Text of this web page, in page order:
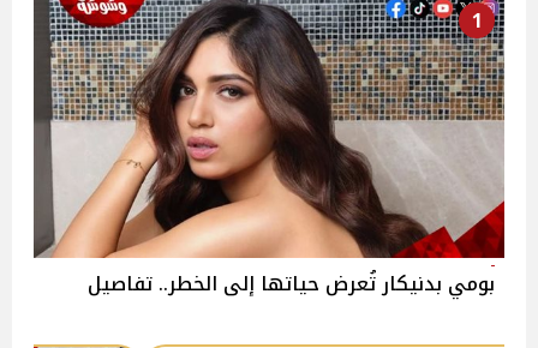
1
بومي بدنيكار تُعرض حياتها إلى الخطر.. تفاصيل